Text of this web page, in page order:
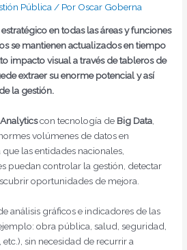
Pública / Por Oscar Goberna
en todas las áreas y funciones
se mantienen actualizados en tiempo
impacto visual a través de tableros de
extraer su enorme potencial y así
la gestión.
con tecnología de Big Data
volúmenes de datos en
las entidades nacionales,
puedan controlar la gestión, detectar
oportunidades de mejora.
análisis gráficos e indicadores de las
obra pública, salud, seguridad,
sin necesidad de recurrir a